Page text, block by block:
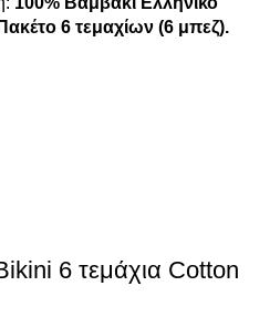
Πακέτο 6 τεμαχίων (6 μπεζ).
6 τεμάχια Cotton